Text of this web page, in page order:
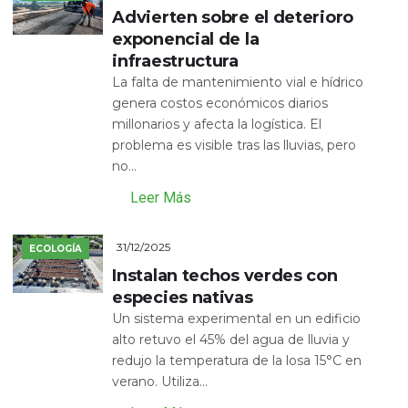
Advierten sobre el deterioro
exponencial de la
infraestructura
La falta de mantenimiento vial e hídrico
genera costos económicos diarios
millonarios y afecta la logística. El
problema es visible tras las lluvias, pero
no...
Leer Más
ECOLOGÍA 31/12/2025
Instalan techos verdes con
especies nativas
Un sistema experimental en un edificio
alto retuvo el 45% del agua de lluvia y
redujo la temperatura de la losa 15°C en
verano. Utiliza...